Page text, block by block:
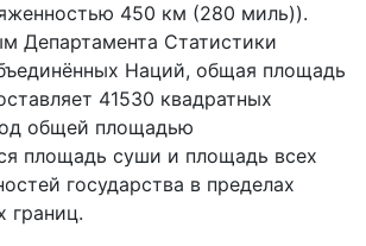
450 км (280 миль)).
Департамента Статистики
Наций, общая площадь
41530 квадратных
общей площадью
площадь суши и площадь всех
государства в пределах
границ.